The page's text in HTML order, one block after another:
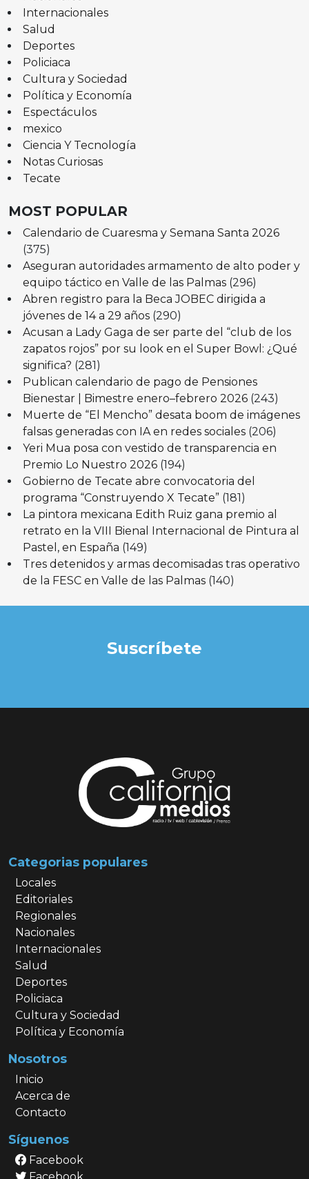
Internacionales
Salud
Deportes
Policiaca
Cultura y Sociedad
Política y Economía
Espectáculos
mexico
Ciencia Y Tecnología
Notas Curiosas
Tecate
MOST POPULAR
Calendario de Cuaresma y Semana Santa 2026
(375)
Aseguran autoridades armamento de alto poder y
equipo táctico en Valle de las Palmas (296)
Abren registro para la Beca JOBEC dirigida a
jóvenes de 14 a 29 años (290)
Acusan a Lady Gaga de ser parte del “club de los
zapatos rojos” por su look en el Super Bowl: ¿Qué
significa? (281)
Publican calendario de pago de Pensiones
Bienestar | Bimestre enero–febrero 2026 (243)
Muerte de “El Mencho” desata boom de imágenes
falsas generadas con IA en redes sociales (206)
Yeri Mua posa con vestido de transparencia en
Premio Lo Nuestro 2026 (194)
Gobierno de Tecate abre convocatoria del
programa “Construyendo X Tecate” (181)
La pintora mexicana Edith Ruiz gana premio al
retrato en la VIII Bienal Internacional de Pintura al
Pastel, en España (149)
Tres detenidos y armas decomisadas tras operativo
de la FESC en Valle de las Palmas (140)
Suscríbete
Categorias populares
Locales
Editoriales
Regionales
Nacionales
Internacionales
Salud
Deportes
Policiaca
Cultura y Sociedad
Política y Economía
Nosotros
Inicio
Acerca de
Contacto
Síguenos
Facebook
Facebook